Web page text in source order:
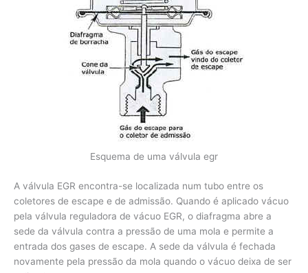
Esquema de uma válvula egr
A válvula EGR encontra-se localizada num tubo entre os
coletores de escape e de admissão. Quando é aplicado vácuo
pela válvula reguladora de vácuo EGR, o diafragma abre a
sede da válvula contra a pressão de uma mola e permite a
entrada dos gases de escape. A sede da válvula é fechada
novamente pela pressão da mola quando o vácuo deixa de ser